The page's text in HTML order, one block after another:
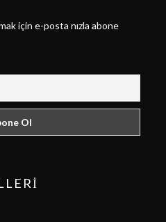
için e-posta nızla abone